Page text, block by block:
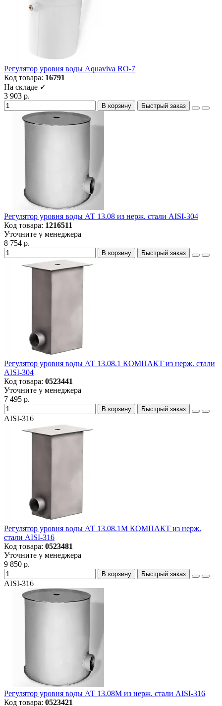
Регулятор уровня воды Aquaviva RO-7
Код товара: 16791
На складе ✓
3 903 р.
В корзину Быстрый заказ
Регулятор уровня воды АТ 13.08 из нерж. стали AISI-304
Код товара: 1216511
Уточните у менеджера
8 754 р.
В корзину Быстрый заказ
Регулятор уровня воды АТ 13.08.1 КОМПАКТ из нерж. стали
AISI-304
Код товара: 0523441
Уточните у менеджера
7 495 р.
В корзину Быстрый заказ
AISI-316
Регулятор уровня воды АТ 13.08.1M КОМПАКТ из нерж.
стали AISI-316
Код товара: 0523481
Уточните у менеджера
9 850 р.
В корзину Быстрый заказ
AISI-316
Регулятор уровня воды АТ 13.08M из нерж. стали AISI-316
Код товара: 0523421